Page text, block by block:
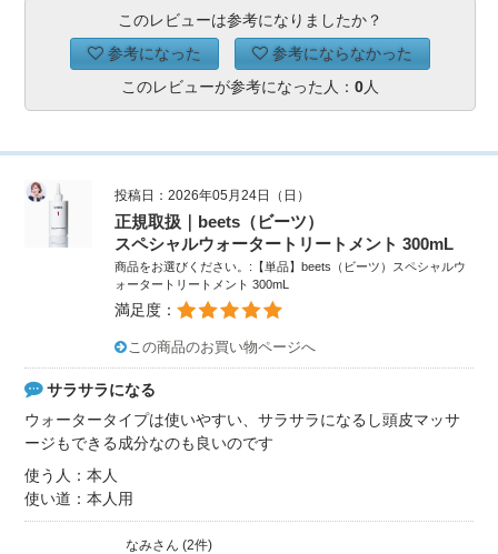
このレビューは参考になりましたか？
参考になった
参考にならなかった
このレビューが参考になった人： 0人
投稿日：2026年05月24日（日）
正規取扱｜beets（ビーツ）
スペシャルウォータートリートメント 300mL
商品をお選びください。:【単品】beets（ビーツ）スペシャルウ
ォータートリートメント 300mL
満足度：
この商品のお買い物ページへ
サラサラになる
ウォータータイプは使いやすい、サラサラになるし頭皮マッサ
ージもできる成分なのも良いのです
使う人：本人
使い道：本人用
なみさん (2件)